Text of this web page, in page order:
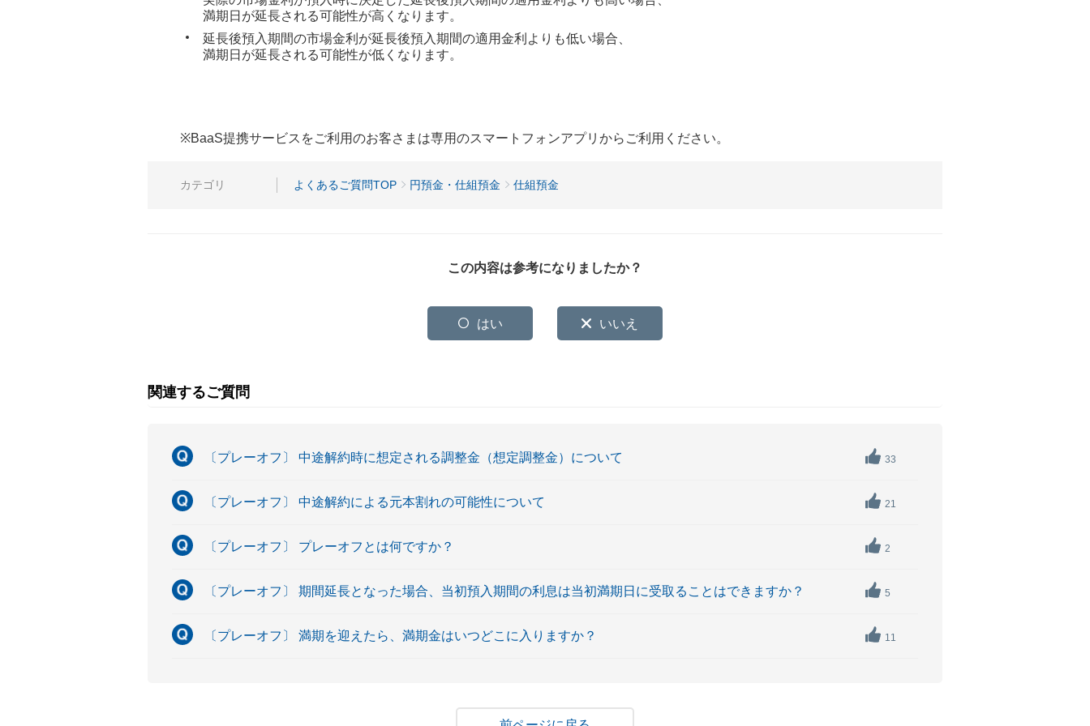
満期日が延長される可能性が高くなります。
延長後預入期間の市場金利が延長後預入期間の適用金利よりも低い場合、
満期日が延長される可能性が低くなります。
※BaaS提携サービスをご利用のお客さまは専用のスマートフォンアプリからご利用ください。
カテゴリ よくあるご質問TOP 円預金・仕組預金 仕組預金
この内容は参考になりましたか？
はい いいえ
関連するご質問
〔プレーオフ〕 中途解約時に想定される調整金（想定調整金）について 33
〔プレーオフ〕 中途解約による元本割れの可能性について 21
〔プレーオフ〕 プレーオフとは何ですか？ 2
〔プレーオフ〕 期間延長となった場合、当初預入期間の利息は当初満期日に受取ることはできますか？ 5
〔プレーオフ〕 満期を迎えたら、満期金はいつどこに入りますか？ 11